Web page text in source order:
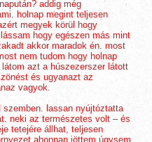
addig még
holnap megint teljesen
megyek körül hogy
hogy egészen más mint
akkor maradok én. most
nem tudom hogy holnap
azt a húszezerszer látott
és ugyanazt az
vagyok.
lassan nyújtóztatta
neki az természetes volt – és
tetejére állhat, teljesen
ahonnan jöttem úgysem